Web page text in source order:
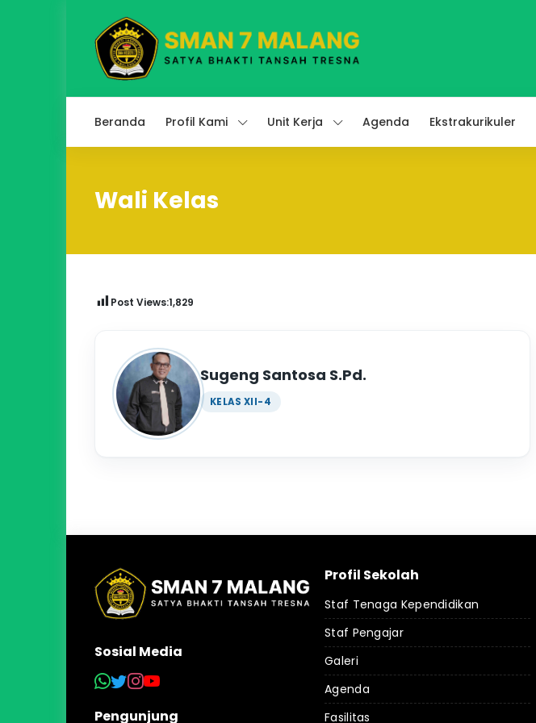
Beranda Profil Kami Unit Kerja Agenda Ekstrakurikuler
Wali Kelas
Post Views:1,829
Sugeng Santosa S.Pd.
KELAS XII-4
Sosial Media
Pengunjung
Profil Sekolah
Staf Tenaga Kependidikan
Staf Pengajar
Galeri
Agenda
Fasilitas